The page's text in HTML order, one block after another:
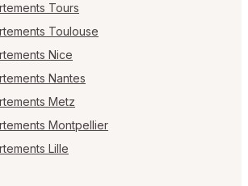
Tours
Toulouse
Nice
Nantes
Metz
Montpellier
Lille